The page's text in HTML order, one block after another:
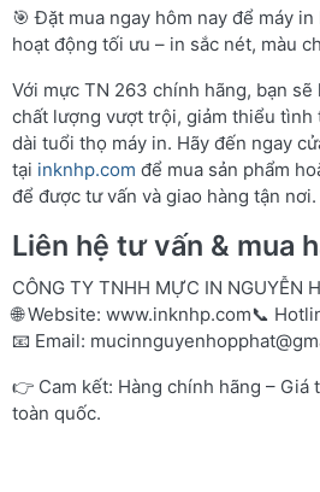
🎯 Đặt mua ngay hôm nay để máy
hoạt động tối ưu – in sắc nét, màu
Với mực TN 263 chính hãng, bạn
chất lượng vượt trội, giảm thiểu tình
dài tuổi thọ máy in. Hãy đến ngay
tại inknhp.com để mua sản phẩm
để được tư vấn và giao hàng tận nơi.
Liên hệ tư vấn & mua
CÔNG TY TNHH MỰC IN NGUYỄN
🌐 Website: www.inknhp.com📞
📧 Email:
👉 Cam kết: Hàng chính hãng – Giá
toàn quốc.